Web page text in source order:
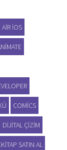
IOS
COMICS
DIJITAL ÇIZIM
SATIN AL